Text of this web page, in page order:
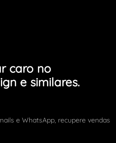
caro no
e similares.
e WhatsApp, recupere vendas